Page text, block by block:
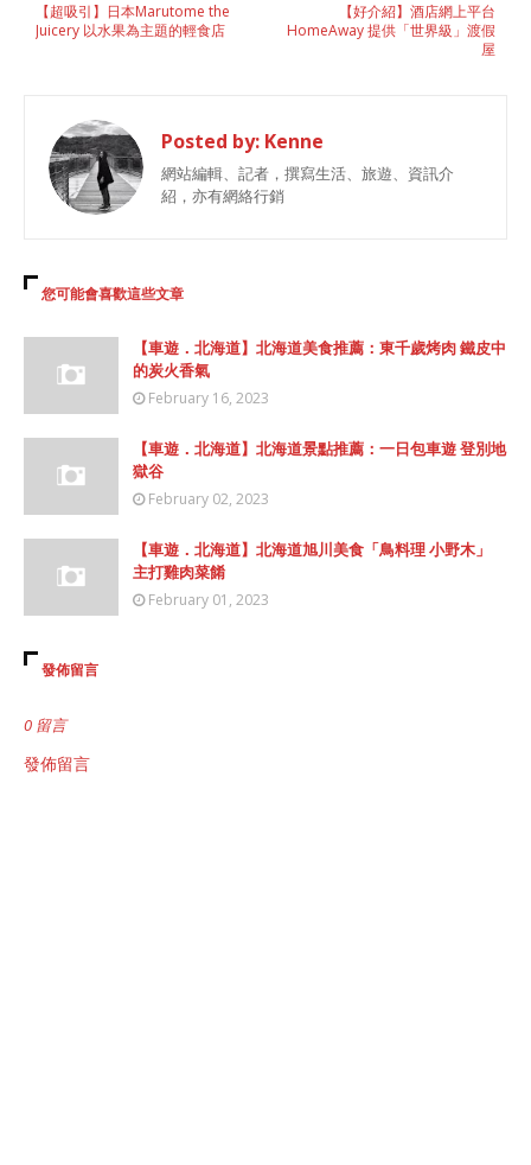
【好介紹】酒店網上平台
HomeAway 提供「世界級」渡假
屋
【超吸引】日本Marutome the
Juicery 以水果為主題的輕食店
Posted by: Kenne
網站編輯、記者，撰寫生活、旅遊、資訊介
紹，亦有網絡行銷
您可能會喜歡這些文章
【車遊．北海道】北海道美食推薦：東千歲烤肉 鐵皮中
的炭火香氣
February 16, 2023
【車遊．北海道】北海道景點推薦：一日包車遊 登別地
獄谷
February 02, 2023
【車遊．北海道】北海道旭川美食「鳥料理 小野木」
主打雞肉菜餚
February 01, 2023
發佈留言
0 留言
發佈留言